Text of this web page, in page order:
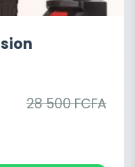
28 500 FCFA